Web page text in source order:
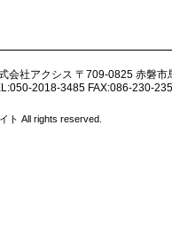
会社アクシス 〒709-0825 赤磐市
2018-3485 FAX:086-230-
ト All rights reserved.